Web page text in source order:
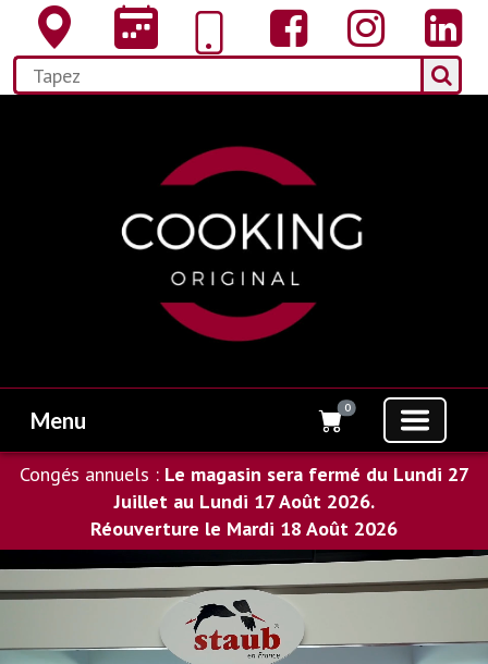
Menu 0
Congés annuels : Le magasin sera fermé du Lundi 27
Juillet au Lundi 17 Août 2026.
Réouverture le Mardi 18 Août 2026